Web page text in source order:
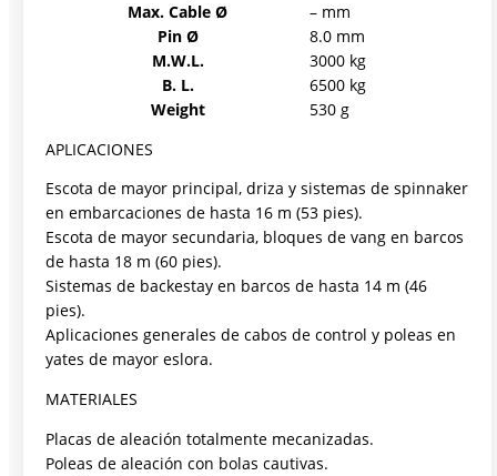
Max. Cable Ø
– mm
Pin Ø
8.0 mm
M.W.L.
3000 kg
B. L.
6500 kg
Weight
530 g
APLICACIONES
Escota de mayor principal, driza y sistemas de spinnaker
en embarcaciones de hasta 16 m (53 pies).
Escota de mayor secundaria, bloques de vang en barcos
de hasta 18 m (60 pies).
Sistemas de backestay en barcos de hasta 14 m (46
pies).
Aplicaciones generales de cabos de control y poleas en
yates de mayor eslora.
MATERIALES
Placas de aleación totalmente mecanizadas.
Poleas de aleación con bolas cautivas.